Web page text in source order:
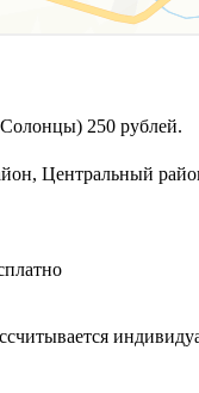
250 рублей.
Центральный